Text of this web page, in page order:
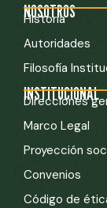
NOSOTROS
Historia
Autoridades
Filosofía
INSTITUCIONAL
Direcciones
Marco Legal
Proyección
Convenios
Código de